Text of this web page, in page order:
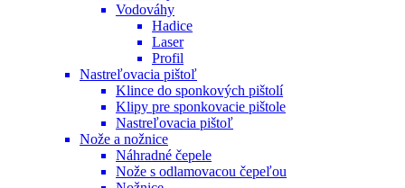
Vodováhy
Hadice
Laser
Profil
Nastreľovacia pištoľ
Klince do sponkových pištolí
Klipy pre sponkovacie pištole
Nastreľovacia pištoľ
Nože a nožnice
Náhradné čepele
Nože s odlamovacou čepeľou